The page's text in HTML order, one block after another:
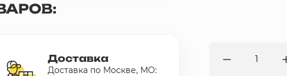
Доставка
Доставка по Москве, МО: